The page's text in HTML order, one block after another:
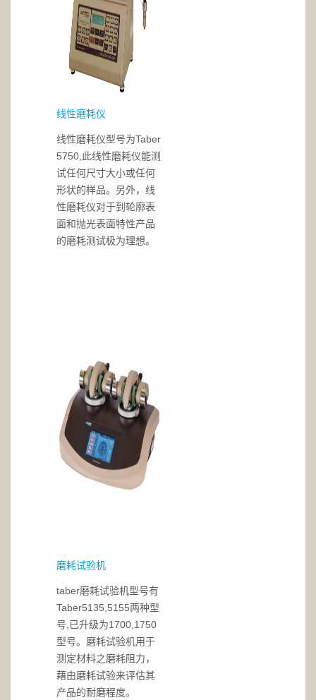
线性磨耗仪
线性磨耗仪型号为Taber
5750,此线性磨耗仪能测
试任何尺寸大小或任何
形状的样品。另外，线
性磨耗仪对于到轮廓表
面和抛光表面特性产品
的磨耗测试极为理想。
磨耗试验机
taber磨耗试验机型号有
Taber5135,5155两种型
号,已升级为1700,1750
型号。磨耗试验机用于
测定材料之磨耗阻力，
藉由磨耗试验来评估其
产品的耐磨程度。